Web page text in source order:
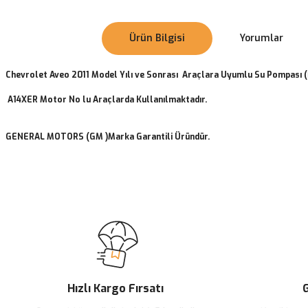
Ürün Bilgisi Yorumlar
Chevrolet Aveo 2011 Model Yılı ve Sonrası Araçlara Uyumlu Su Pompası
A14XER Motor No lu Araçlarda Kullanılmaktadır.
GENERAL MOTORS (GM )Marka Garantili Üründür.
Ürün açıklamasında eksik bilgiler bulunuyor.
Ürün bilgilerinde hatalar bulunuyor.
Ürün fiyatı diğer sitelerden daha pahalı.
Bu ürüne benzer farklı alternatifler olmalı.
Hızlı Kargo Fırsatı